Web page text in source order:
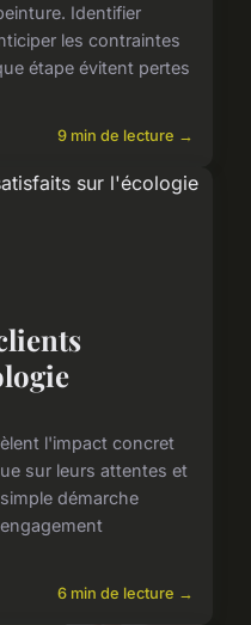
Identifier
les contraintes
étape évitent pertes
9 min de lecture →
l'impact concret
sur leurs attentes et
démarche
6 min de lecture →